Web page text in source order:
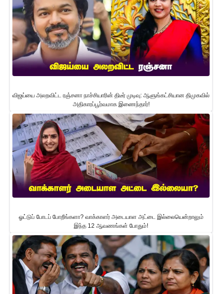
விஜய்யை அலறவிட்ட ரஞ்சனா நாச்சியாரின் திடீர் முடிவு: ஆளுங்கட்சியான திமுகவில்
அதிகாரப்பூர்வமாக இணைந்தார்!
ஓட்டுப் போடப் போறீங்களா? வாக்காளர் அடையாள அட்டை இல்லையென்றாலும்
இந்த 12 ஆவணங்கள் போதும்!